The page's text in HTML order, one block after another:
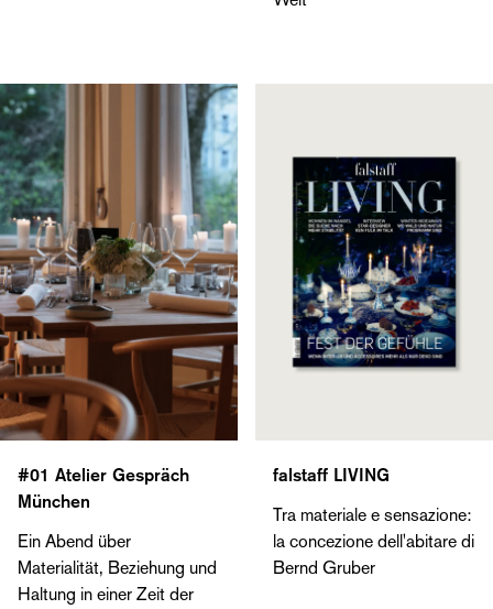
#01 Atelier Gespräch
München
Ein Abend über
Materialität, Beziehung und
Haltung in einer Zeit der
falstaff LIVING
Tra materiale e sensazione:
la concezione dell'abitare di
Bernd Gruber